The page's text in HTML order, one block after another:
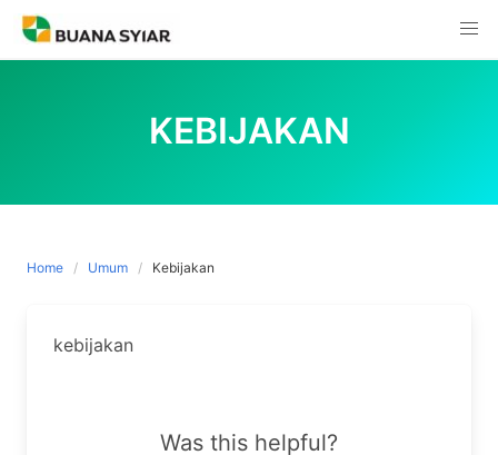
Skip
content
KEBIJAKAN
Home Umum Kebijakan
kebijakan
Was this helpful?